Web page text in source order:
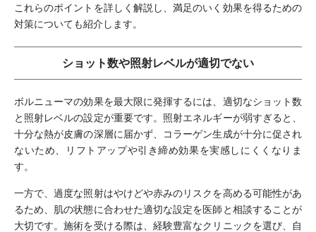
これらのポイントを詳しく解説し、満足のいく効果を得るための
対策についても紹介します。
ショット数や照射レベルが適切でない
ボルニューマの効果を最大限に発揮するには、適切なショット数
と照射レベルの設定が重要です。照射エネルギーが弱すぎると、
十分な熱が皮膚の深層に届かず、コラーゲン生成が十分に促され
ないため、リフトアップや引き締め効果を実感しにくくなりま
す。
一方で、過度な照射はやけどや赤みのリスクを高める可能性があ
るため、肌の状態に合わせた適切な設定を医師と相談することが
大切です。施術を受ける際は、経験豊富なクリニックを選び、自